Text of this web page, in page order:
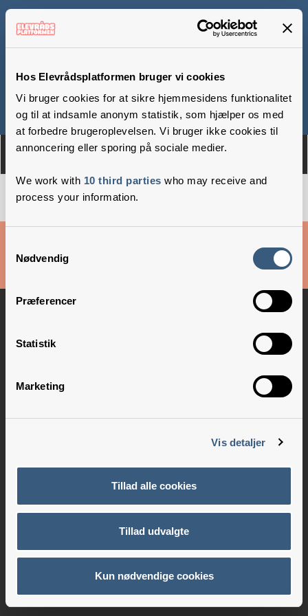
Hos Elevrådsplatformen bruger vi cookies
Vi bruger cookies for at sikre hjemmesidens funktionalitet
og til at indsamle anonym statistik, som hjælper os med
at forbedre brugeroplevelsen. Vi bruger ikke cookies til
annoncering eller sporing på sociale medier.
We work with 10 third parties who may receive and
process your information.
Nødvendig
Præferencer
Statistik
Marketing
Vis detaljer
Tillad alle cookies
Tillad udvalgte
Kun nødvendige cookies
Om Medlemmer